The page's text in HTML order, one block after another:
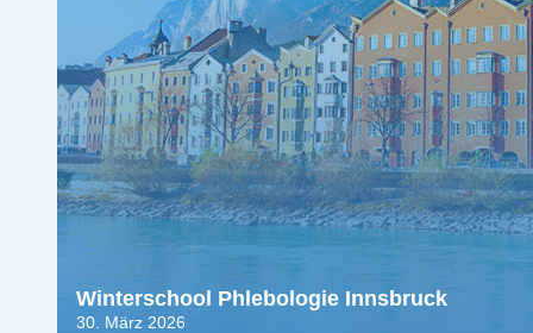
Winterschool Phlebologie Innsbruck
30. März 2026